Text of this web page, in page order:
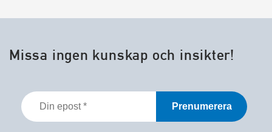
Missa ingen kunskap och insikter!
Din
epost